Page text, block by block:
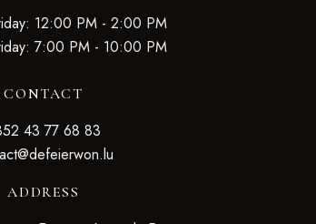
12:00 PM - 2:00 PM
7:00 PM - 10:00 PM
CONTACT
43 77 68 83
ADDRESS